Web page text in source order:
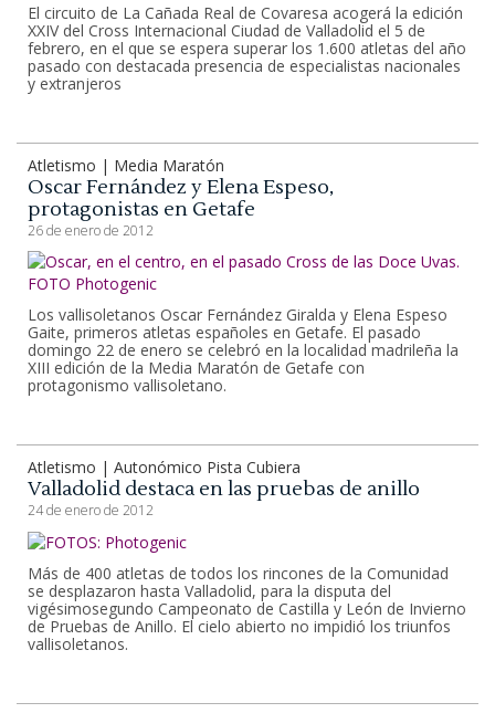
El circuito de La Cañada Real de Covaresa acogerá la edición
XXIV del Cross Internacional Ciudad de Valladolid el 5 de
febrero, en el que se espera superar los 1.600 atletas del año
pasado con destacada presencia de especialistas nacionales
y extranjeros
Atletismo | Media Maratón
Oscar Fernández y Elena Espeso,
protagonistas en Getafe
26 de enero de 2012
Los vallisoletanos Oscar Fernández Giralda y Elena Espeso
Gaite, primeros atletas españoles en Getafe. El pasado
domingo 22 de enero se celebró en la localidad madrileña la
XIII edición de la Media Maratón de Getafe con
protagonismo vallisoletano.
Atletismo | Autonómico Pista Cubiera
Valladolid destaca en las pruebas de anillo
24 de enero de 2012
Más de 400 atletas de todos los rincones de la Comunidad
se desplazaron hasta Valladolid, para la disputa del
vigésimosegundo Campeonato de Castilla y León de Invierno
de Pruebas de Anillo. El cielo abierto no impidió los triunfos
vallisoletanos.